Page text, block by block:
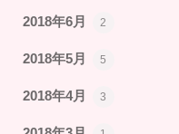
2018年6月 2
2018年5月 5
2018年4月 3